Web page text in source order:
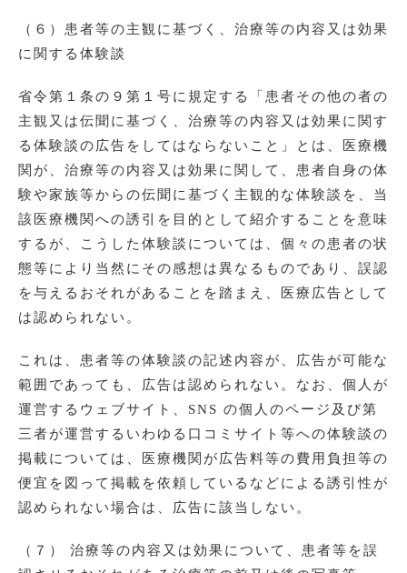
（６）患者等の主観に基づく、治療等の内容又は効果
に関する体験談
省令第１条の９第１号に規定する「患者その他の者の
主観又は伝聞に基づく、治療等の内容又は効果に関す
る体験談の広告をしてはならないこと」とは、医療機
関が、治療等の内容又は効果に関して、患者自身の体
験や家族等からの伝聞に基づく主観的な体験談を、当
該医療機関への誘引を目的として紹介することを意味
するが、こうした体験談については、個々の患者の状
態等により当然にその感想は異なるものであり、誤認
を与えるおそれがあることを踏まえ、医療広告として
は認められない。
これは、患者等の体験談の記述内容が、広告が可能な
範囲であっても、広告は認められない。なお、個人が
運営するウェブサイト、SNS の個人のページ及び第
三者が運営するいわゆる口コミサイト等への体験談の
掲載については、医療機関が広告料等の費用負担等の
便宜を図って掲載を依頼しているなどによる誘引性が
認められない場合は、広告に該当しない。
（７） 治療等の内容又は効果について、患者等を誤